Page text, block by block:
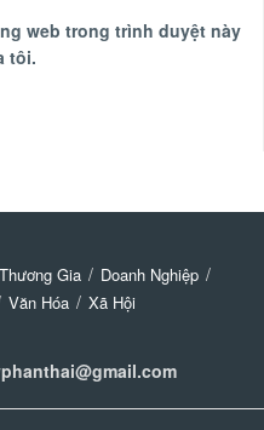
web trong trình duyệt này
tôi.
Thương Gia
Doanh Nghiệp
Văn Hóa Xã Hội